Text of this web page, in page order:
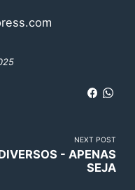
NEXT POST
- APENAS
SEJA